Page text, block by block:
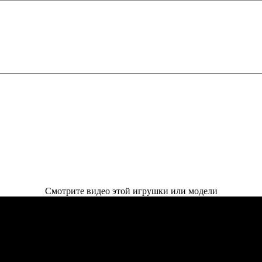
Смотрите видео этой игрушки или модели